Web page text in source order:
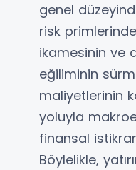
genel
risk
ikamesinin ve
eğiliminin
maliyetlerinin
yoluyla
finansal
Böylelikle,